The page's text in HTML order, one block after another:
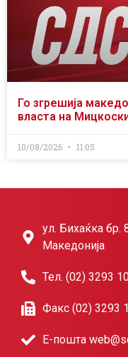
Го згрешија
власта на
10/08/2026 11:05
ул. Бихаќка бр.
Македонија
Тел. (02) 3293
Факс (02) 3293
Е-пошта